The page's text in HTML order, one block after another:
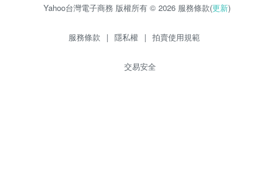
Yahoo台灣電子商務 版權所有 © 2026 服務條款(更新)
服務條款 | 隱私權 | 拍賣使用規範
交易安全